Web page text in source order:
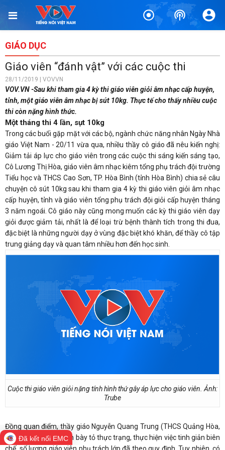
GIÁO DỤC
Giáo viên “đánh vật” với các cuộc thi
28/11/2019 | VOVVN
VOV.VN -Sau khi tham gia 4 kỳ thi giáo viên giỏi âm nhạc cấp huyện,
tỉnh, một giáo viên âm nhạc bị sút 10kg. Thực tế cho thấy nhiều cuộc
thi còn nặng hình thức.
Một tháng thi 4 lần, sụt 10kg
Trong các buổi gặp mặt với các bộ, ngành chức năng nhân Ngày Nhà
giáo Việt Nam - 20/11 vừa qua, nhiều thầy cô giáo đã nêu kiến nghị:
Giảm tải áp lực cho giáo viên trong các cuộc thi sáng kiến sáng tạo,
Cô Lương Thị Hòa, giáo viên âm nhạc kiêm tổng phụ trách đội trường
Tiểu học và THCS Cao Sơn, TP. Hòa Bình (tỉnh Hòa Bình) chia sẻ câu
chuyện cô sút 10kg sau khi tham gia 4 kỳ thi giáo viên giỏi âm nhạc
cấp huyện, tỉnh và giáo viên tổng phụ trách đội giỏi cấp huyện tháng
3 năm ngoái. Cô giáo này cũng mong muốn các kỳ thi giáo viên dạy
giỏi được giảm tải, nhất là để loại trừ bệnh thành tích trong thi đua,
đặc biệt là những người dạy ở vùng đặc biệt khó khăn, để thầy cô tập
trung giảng dạy và quan tâm nhiều hơn đến học sinh.
Cuộc thi giáo viên giỏi nặng tính hình thứ gây áp lực cho giáo viên. Ảnh:
Trube
Đồng quan điểm, thầy giáo Nguyễn Quang Trung (THCS Quảng Hòa,
Đắk Nông) thẳng thắn bày tỏ thực trạng, thực hiện việc tinh giản biên
Đã kết nối EMC